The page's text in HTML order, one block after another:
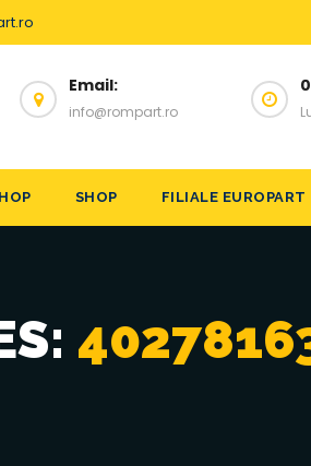
Email:
info@rompart.ro
SHOP FILIALE EUROPART